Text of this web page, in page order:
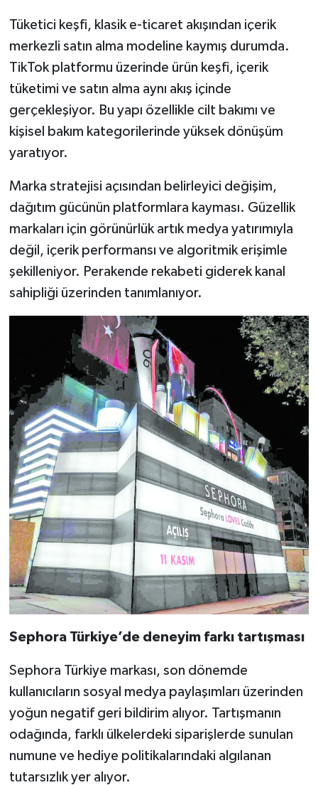
Tüketici keşfi, klasik e-ticaret akışından içerik
merkezli satın alma modeline kaymış durumda.
TikTok platformu üzerinde ürün keşfi, içerik
tüketimi ve satın alma aynı akış içinde
gerçekleşiyor. Bu yapı özellikle cilt bakımı ve
kişisel bakım kategorilerinde yüksek dönüşüm
yaratıyor.
Marka stratejisi açısından belirleyici değişim,
dağıtım gücünün platformlara kayması. Güzellik
markaları için görünürlük artık medya yatırımıyla
değil, içerik performansı ve algoritmik erişimle
şekilleniyor. Perakende rekabeti giderek kanal
sahipliği üzerinden tanımlanıyor.
Sephora Türkiye’de deneyim farkı tartışması
Sephora Türkiye markası, son dönemde
kullanıcıların sosyal medya paylaşımları üzerinden
yoğun negatif geri bildirim alıyor. Tartışmanın
odağında, farklı ülkelerdeki siparişlerde sunulan
numune ve hediye politikalarındaki algılanan
tutarsızlık yer alıyor.